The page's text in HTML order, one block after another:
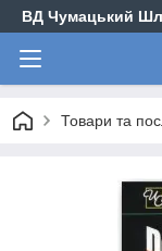
ВД Чумацький
Товари та